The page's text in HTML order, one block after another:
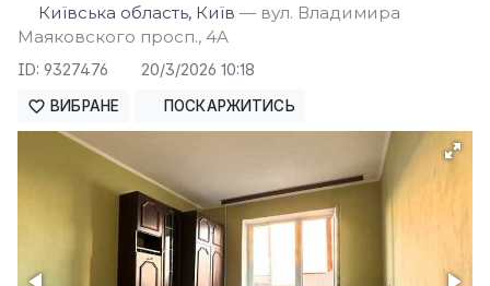
Київська область, Київ — вул. Владимира
Маяковского просп., 4A
ID: 9327476 20/3/2026 10:18
ВИБРАНЕ ПОСКАРЖИТИСЬ